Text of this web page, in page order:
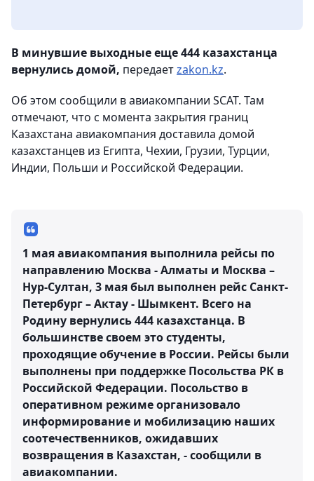
В минувшие выходные еще 444 казахстанца
вернулись домой, передаетzakon.kz.
Об этом сообщили в авиакомпании SCAT. Там
отмечают, что с момента закрытия границ
Казахстана авиакомпания доставила домой
казахстанцев из Египта, Чехии, Грузии, Турции,
Индии, Польши и Российской Федерации.
1 мая авиакомпания выполнила рейсы по
направлению Москва - Алматы и Москва –
Нур-Султан, 3 мая был выполнен рейс Санкт-
Петербург – Актау - Шымкент. Всего на
Родину вернулись 444 казахстанца. В
большинстве своем это студенты,
проходящие обучение в России. Рейсы были
выполнены при поддержке Посольства РК в
Российской Федерации. Посольство в
оперативном режиме организовало
информирование и мобилизацию наших
соотечественников, ожидавших
возвращения в Казахстан, - сообщили в
авиакомпании.